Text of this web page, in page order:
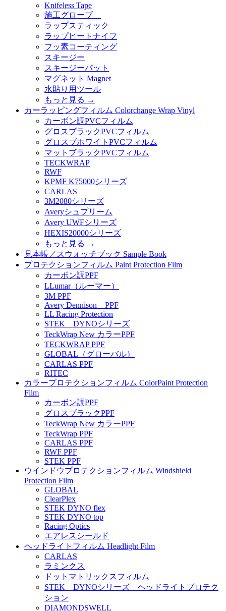
Knifeless Tape
施工グローブ
ラップスティック
ラップヒートナイフ
フッ素コーティング
スキージー
スキージーパット
マグネット Magnet
水貼り用ツール
もっと見る →
カーラッピングフィルム Colorchange Wrap Vinyl
カーボン調PVCフィルム
グロスブラックPVCフィルム
グロスブホワイトPVCフィルム
マットブラックPVCフィルム
TECKWRAP
RWF
KPMF K75000シリーズ
CARLAS
3M2080シリーズ
Averyシュプリーム
Avery UWFシリーズ
HEXIS20000シリーズ
もっと見る →
見本帳／スウォッチブック Sample Book
プロテクションフィルム Paint Protection Film
カーボン調PPF
LLumar（ルーマー）
3M PPF
Avery Dennison PPF
LL Racing Protection
STEK DYNOシリーズ
TeckWrap New カラーPPF
TECKWRAP PPF
GLOBAL（グローバル）
CARLAS PPF
RITEC
カラープロテクションフィルム ColorPaint Protection
Film
カーボン調PPF
グロスブラックPPF
TeckWrap New カラーPPF
TeckWrap PPF
CARLAS PPF
RWF PPF
STEK PPF
ウインドウプロテクションフィルム Windshield
Protection Film
GLOBAL
ClearPlex
STEK DYNO flex
STEK DYNO top
Racing Optics
エアレスシールド
ヘッドライトフィルム Headlight Film
CARLAS
ラミンクス
ドットマトリックスフィルム
STEK DYNOシリーズ ヘッドライトプロテク
ション
DIAMONDSWELL